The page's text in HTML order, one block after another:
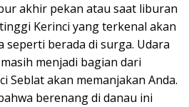
akhir pekan atau saat liburan
Kerinci yang terkenal akan
seperti berada di surga. Udara
menjadi bagian dari
Seblat akan memanjakan Anda.
berenang di danau ini